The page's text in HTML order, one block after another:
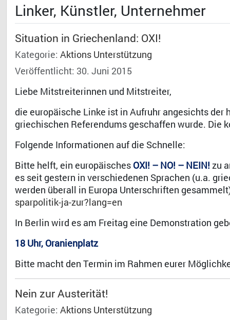
Linker, Künstler, Unternehmer
Situation in Griechenland: OXI!
Kategorie: Aktions Unterstützung
Veröffentlicht: 30. Juni 2015
Liebe Mitstreiterinnen und Mitstreiter,
die europäische Linke ist in Aufruhr angesichts
griechischen Referendums geschaffen wurde. Die
Folgende Informationen auf die Schnelle:
Bitte helft, ein europäisches OXI! – NO! – NEIN! zu
es seit gestern in verschiedenen Sprachen (u.a.
werden überall in Europa Unterschriften
sparpolitik-ja-zur?lang=en
In Berlin wird es am Freitag eine Demonstration
18 Uhr, Oranienplatz
Bitte macht den Termin im Rahmen eurer
Nein zur Austerität!
Kategorie: Aktions Unterstützung